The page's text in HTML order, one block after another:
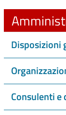
Disposizioni
Consulenti